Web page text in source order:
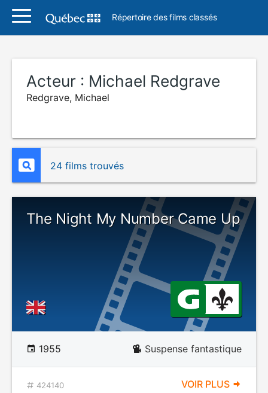
Répertoire des films classés
Acteur : Michael Redgrave
Redgrave, Michael
24 films trouvés
The Night My Number Came Up
1955 Suspense fantastique
424140 VOIR PLUS